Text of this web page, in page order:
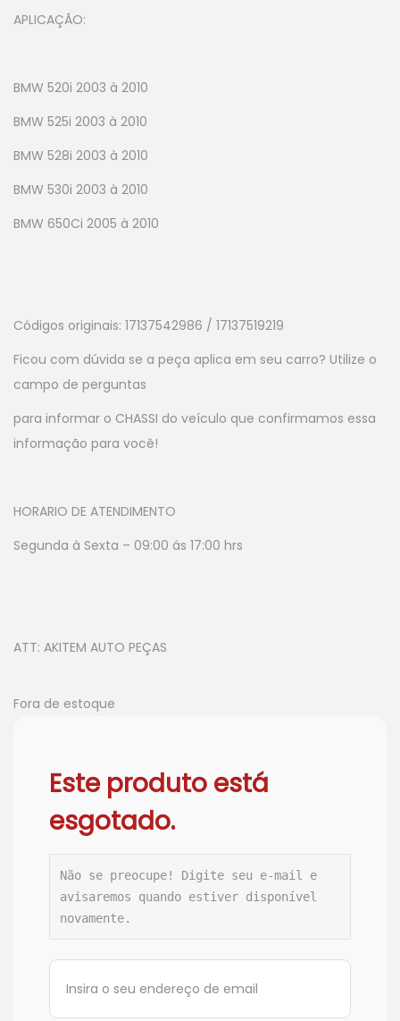
APLICAÇÃO:
BMW 520i 2003 à 2010
BMW 525i 2003 à 2010
BMW 528i 2003 à 2010
BMW 530i 2003 à 2010
BMW 650Ci 2005 à 2010
Códigos originais: 17137542986 / 17137519219
Ficou com dúvida se a peça aplica em seu carro? Utilize o
campo de perguntas
para informar o CHASSI do veículo que confirmamos essa
informação para você!
HORARIO DE ATENDIMENTO
Segunda à Sexta – 09:00 ás 17:00 hrs
ATT: AKITEM AUTO PEÇAS
Fora de estoque
Este produto está
esgotado.
Não se preocupe! Digite seu e-mail e
avisaremos quando estiver disponível
novamente.